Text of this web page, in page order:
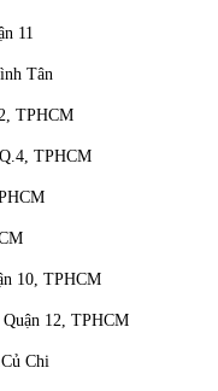
11
Tân
TPHCM
TPHCM
10, TPHCM
12, TPHCM
Chi